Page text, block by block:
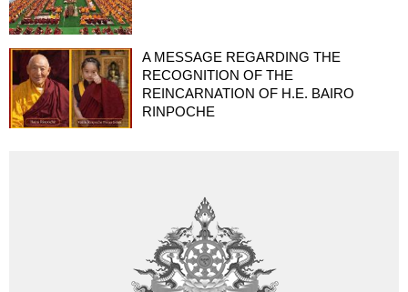
A MESSAGE REGARDING THE
RECOGNITION OF THE
REINCARNATION OF H.E. BAIRO
RINPOCHE